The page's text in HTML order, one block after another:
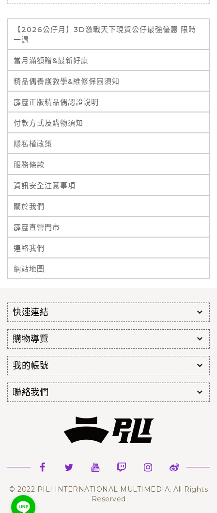
【2026公仔月】3D激戰天下現貨公仔最強優惠 限時
一週
當月滿額贈&最新好康
精品偶養護教學&維修保固須知
霹靂正版精品偶認證說明
付款方式及購物須知
隱私權政策
服務條款
資訊安全注意事項
關於我們
霹靂直營門市
連絡我們
網站地圖
快速連結
購物導覽
我的帳號
聯絡我們
© 2022 PILI INTERNATIONAL MULTIMEDIA. All Rights
Reserved